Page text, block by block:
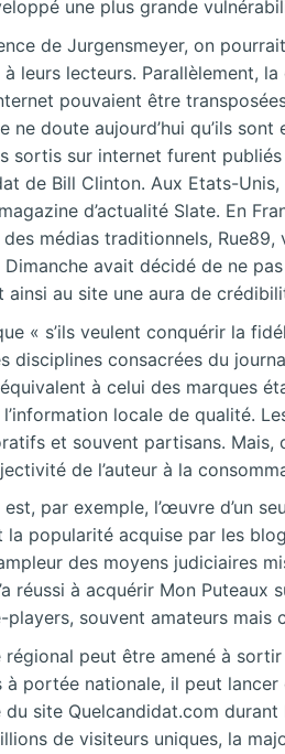
une plus grande
de Jurgensmeyer, on
leurs lecteurs. Parallèlement,
pouvaient être
doute aujourd’hui qu’ils
sortis sur internet furent
de Bill Clinton. Aux Etats-
d’actualité Slate. En
médias traditionnels,
avait décidé de ne
au site une aura de
« s’ils veulent conquérir la
disciplines consacrées du
à celui des marques
locale de qualité.
et souvent partisans.
de l’auteur à la
par exemple, l’œuvre d’un
popularité acquise par les
des moyens
réussi à acquérir Mon
souvent amateurs mais
peut être amené à
portée nationale, il peut
site Quelcandidat.com
de visiteurs uniques, la